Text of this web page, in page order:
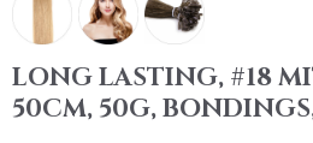
LONG LASTING, #18
50CM, 50G,